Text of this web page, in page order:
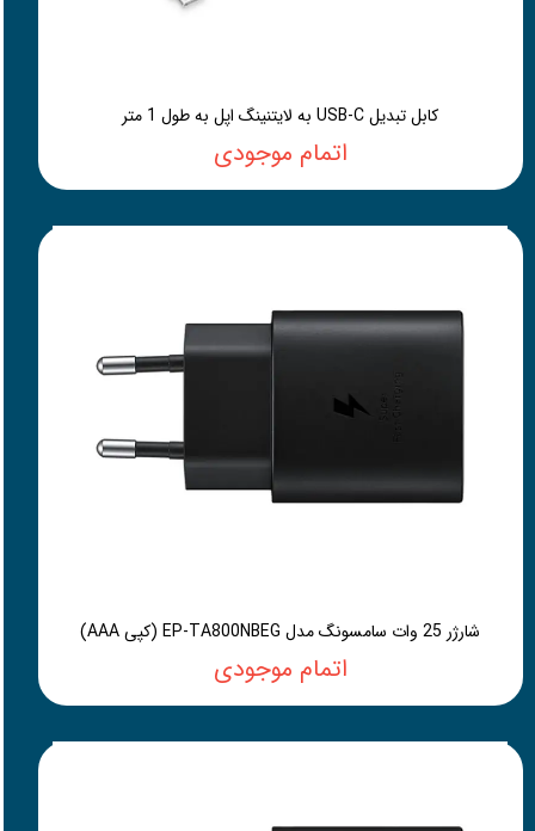
کابل تبدیل USB-C به لایتنینگ اپل به طول 1 متر
اتمام موجودی
شارژر 25 وات سامسونگ مدل EP-TA800NBEG (کپی AAA)
اتمام موجودی